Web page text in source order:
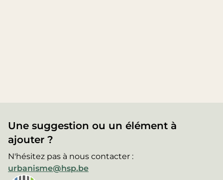
Une suggestion ou un élément à
ajouter ?
N'hésitez pas à nous contacter :
urbanisme@hsp.be